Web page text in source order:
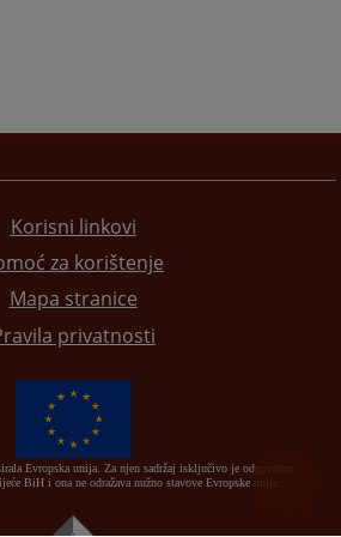
Korisni linkovi
za korištenje
Mapa stranice
privatnosti
Evropska unija. Za njen sadržaj isključivo je odgovorno
BiH i ona ne odražava nužno stavove Evropske unije.